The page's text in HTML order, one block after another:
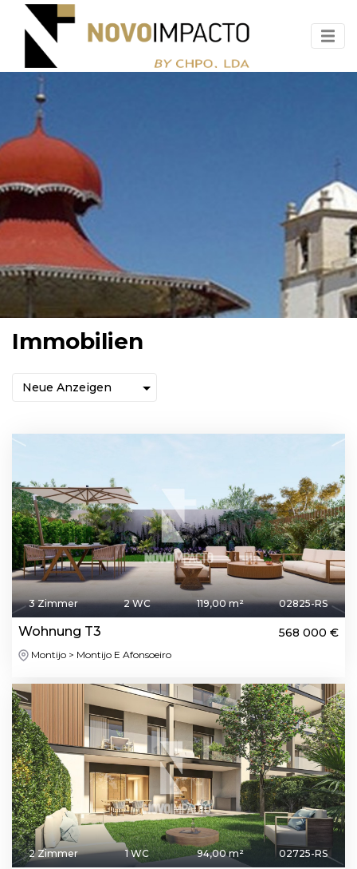
Immobilien
3 Zimmer 2 WC 119,00 m² 02825-RS
Wohnung T3 568 000 €
Montijo > Montijo E Afonsoeiro
2 Zimmer 1 WC 94,00 m² 02725-RS